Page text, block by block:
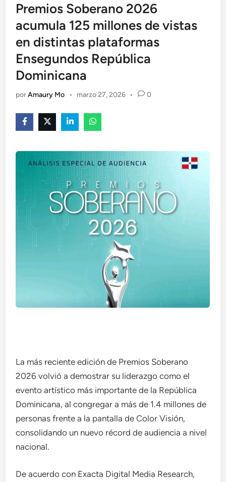
Premios Soberano 2026
acumula 125 millones de vistas
en distintas plataformas
Ensegundos República
Dominicana
porAmaury Mo • marzo 27, 2026 • 0
La más reciente edición de Premios Soberano
2026 volvió a demostrar su liderazgo como el
evento artístico más importante de la República
Dominicana, al congregar a más de 1.4 millones de
personas frente a la pantalla de Color Visión,
consolidando un nuevo récord de audiencia a nivel
nacional.
De acuerdo con Exacta Digital Media Research,